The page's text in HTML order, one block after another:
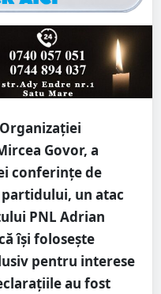
Govor, a
conferințe de
un atac
PNL Adrian
își folosește
pentru interese
au fost